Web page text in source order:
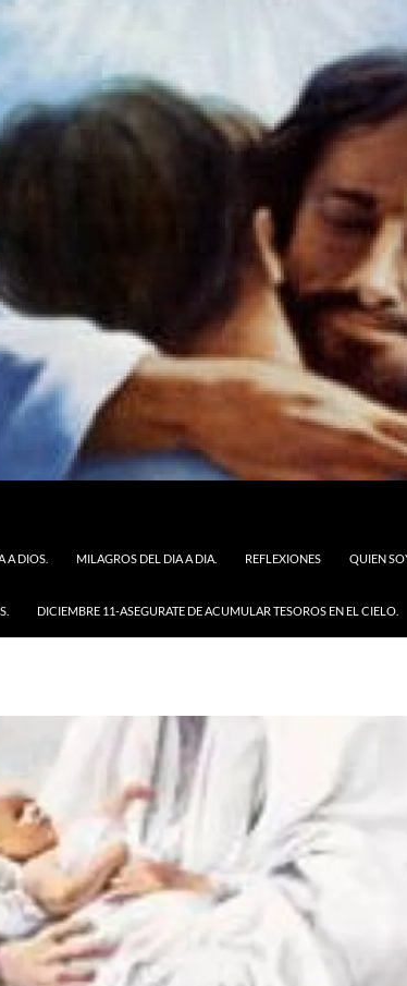
A DIOS. MILAGROS DEL DIA A DIA. REFLEXIONES QUIEN
DICIEMBRE 11-ASEGURATE DE ACUMULAR TESOROS EN EL CIELO.